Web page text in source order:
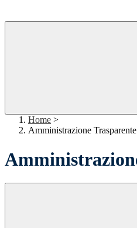
Home >
Amministrazione Trasparente